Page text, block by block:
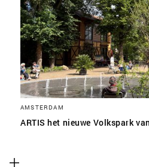
AMSTERDAM
ARTIS het nieuwe Volkspark
SLA